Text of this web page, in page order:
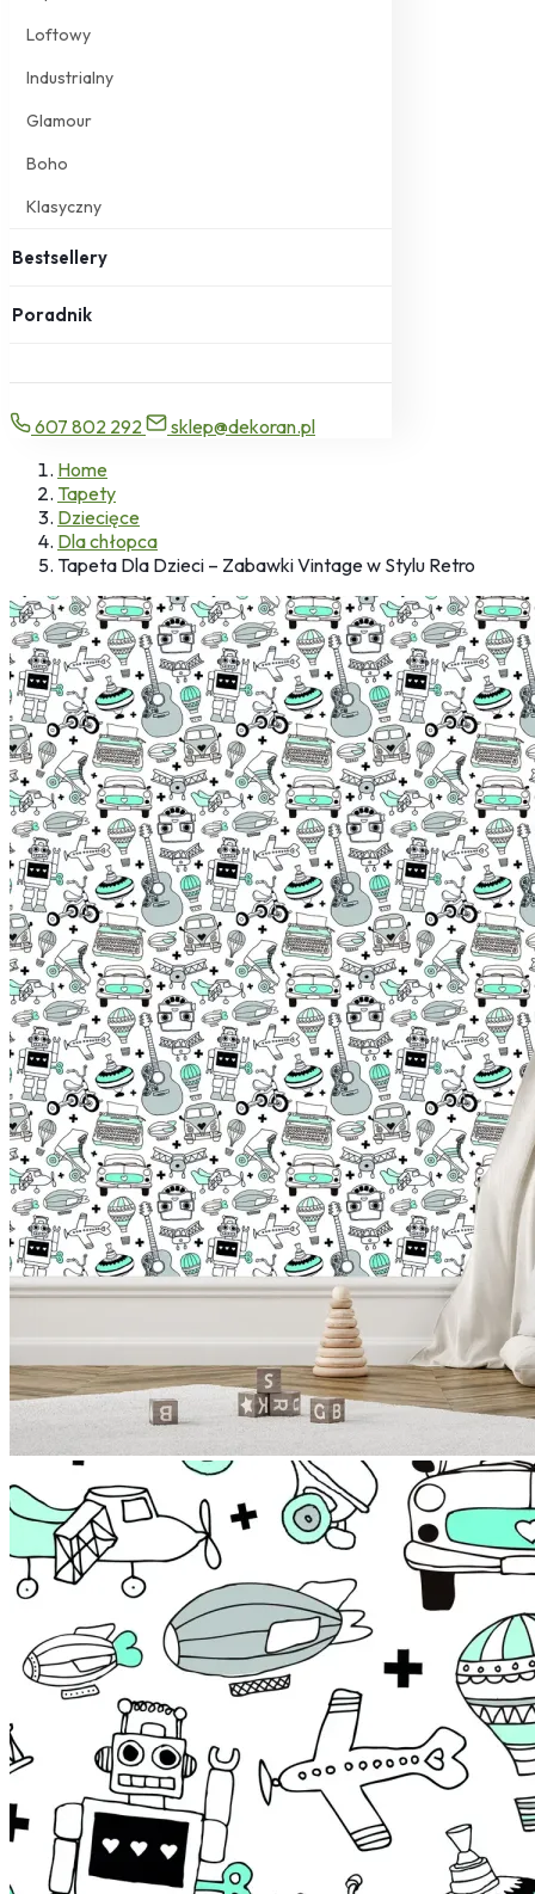
Loftowy
Industrialny
Glamour
Boho
Klasyczny
Bestsellery
Poradnik
607 802 292
sklep@dekoran.pl
Home
Tapety
Dziecięce
Dla chłopca
Tapeta Dla Dzieci – Zabawki Vintage w Stylu Retro